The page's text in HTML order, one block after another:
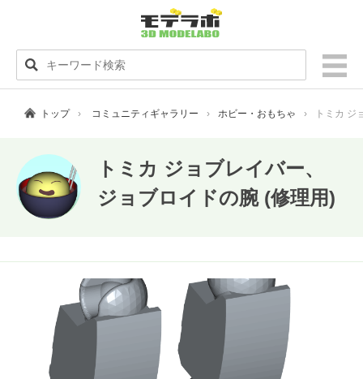
トップ コミュニティギャラリー ホビー・おもちゃ トミカ ジ
トミカ ジョブレイバー、
ジョブロイドの腕 (修理用)